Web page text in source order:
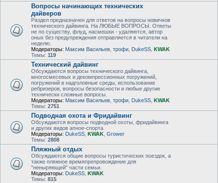
Вопросы начинающих технических
дайверов
Раздел предназначен для ответов на вопросы новичков
технического дайвинга. На ЛЮБЫЕ ВОПРОСЫ. Ответы
не по существу, флуд, насмешки - удаляются, автор
оных без предупреждения отправляется в читатели на
неделю.
Модераторы: Максим Васильев трофи DukeSS KWAK
Темы: 119
Технический дайвинг
Обсуждаются вопросы технического дайвинга,
многосмесевых и декомпрессионных погружений,
погружений в надголовные среды, использование
ребризеров, вопросы безопасности и любые другие
технически сложные вопросы.
Модераторы: Максим Васильев трофи DukeSS KWAK
Темы: 2751
Подводная охота и Фридайвинг
Обсуждаются вопросы подводной охоты, фридайвинга
и других видов апное-спорта.
Модераторы: DukeSS KWAK Grower
Темы: 2808
Пляжный отдых
Обсуждаются общие вопросы туристических поездок, а
также пляжное времяпрепровождение для
"неныряющей" части семьи.
Модераторы: DukeSS KWAK
Темы: 815